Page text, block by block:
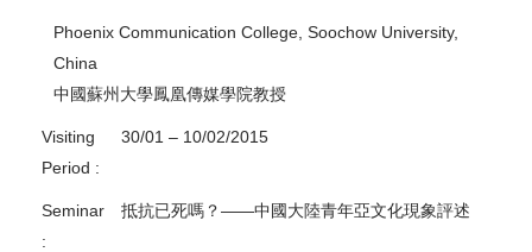
Phoenix Communication College, Soochow University,
China
中國蘇州大學鳳凰傳媒學院教授
Visiting
Period :
30/01 – 10/02/2015
Seminar
:
抵抗已死嗎？——中國大陸青年亞文化現象評述